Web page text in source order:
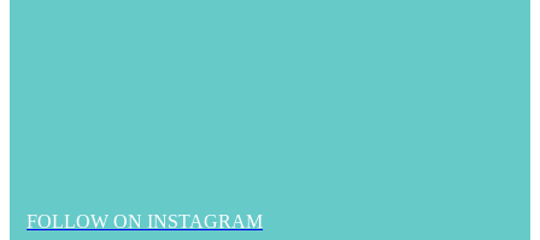
FOLLOW ON INSTAGRAM